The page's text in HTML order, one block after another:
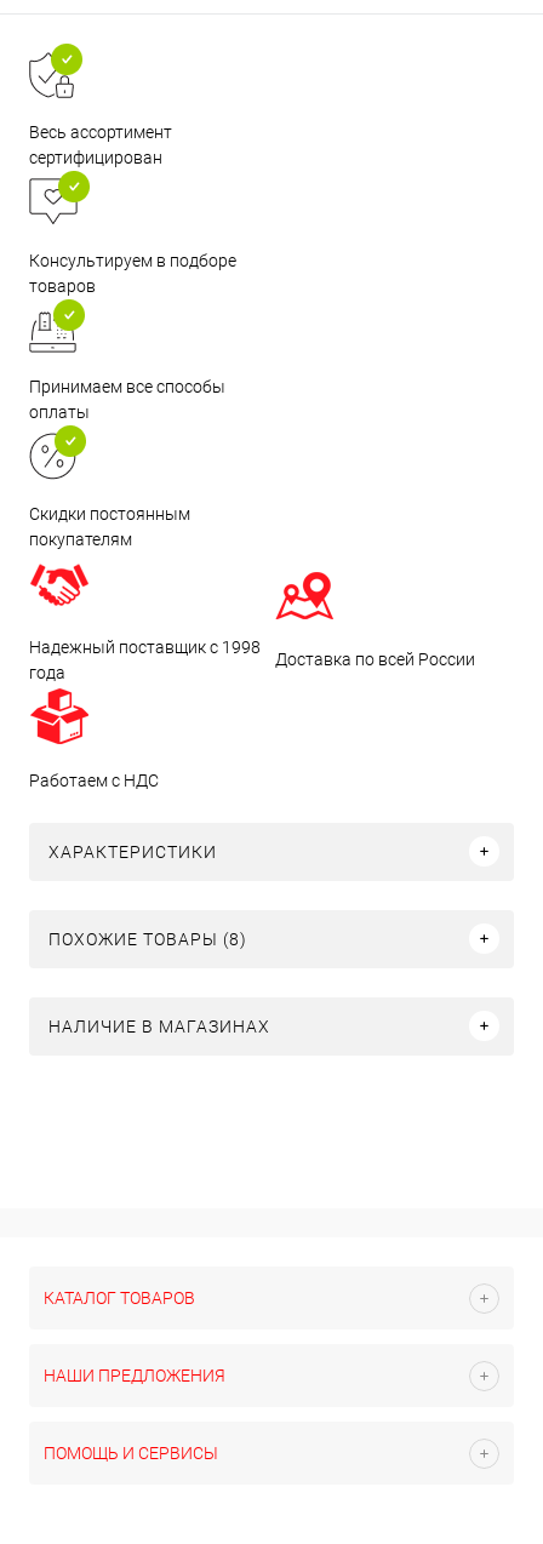
Весь ассортимент
сертифицирован
Консультируем в подборе
товаров
Принимаем все способы
оплаты
Скидки постоянным
покупателям
Надежный поставщик с 1998
года
Доставка по всей России
Работаем с НДС
ХАРАКТЕРИСТИКИ
ПОХОЖИЕ ТОВАРЫ (8)
НАЛИЧИЕ В МАГАЗИНАХ
КАТАЛОГ ТОВАРОВ
НАШИ ПРЕДЛОЖЕНИЯ
ПОМОЩЬ И СЕРВИСЫ